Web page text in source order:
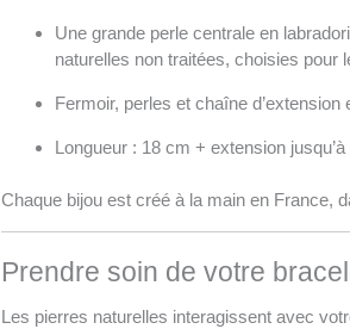
Une grande perle centrale en
naturelles non traitées, choisies pour
Fermoir, perles et chaîne
Longueur : 18 cm + extension
Chaque bijou est créé à la main en France,
Prendre soin de votre
Les pierres naturelles interagissent avec